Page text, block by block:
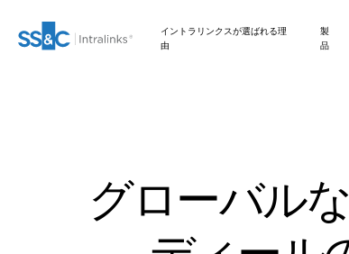
イントラリンクスが選ばれる理
由
セキュリティと信頼
APIとデプロイメント
製
品
フォームがディールメーキ
ングプロセスを効率化する
仕組みについてご説明しま
準備
マーケティン
Onboarding
レポーティン
取引サポート
高度なレポー
VIA
新規株式公開
規制、リスク
ライアンス
Corporates Private
Venture
会社情報
グローバル